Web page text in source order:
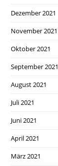
Dezember 2021
November 2021
Oktober 2021
September 2021
August 2021
Juli 2021
Juni 2021
April 2021
März 2021